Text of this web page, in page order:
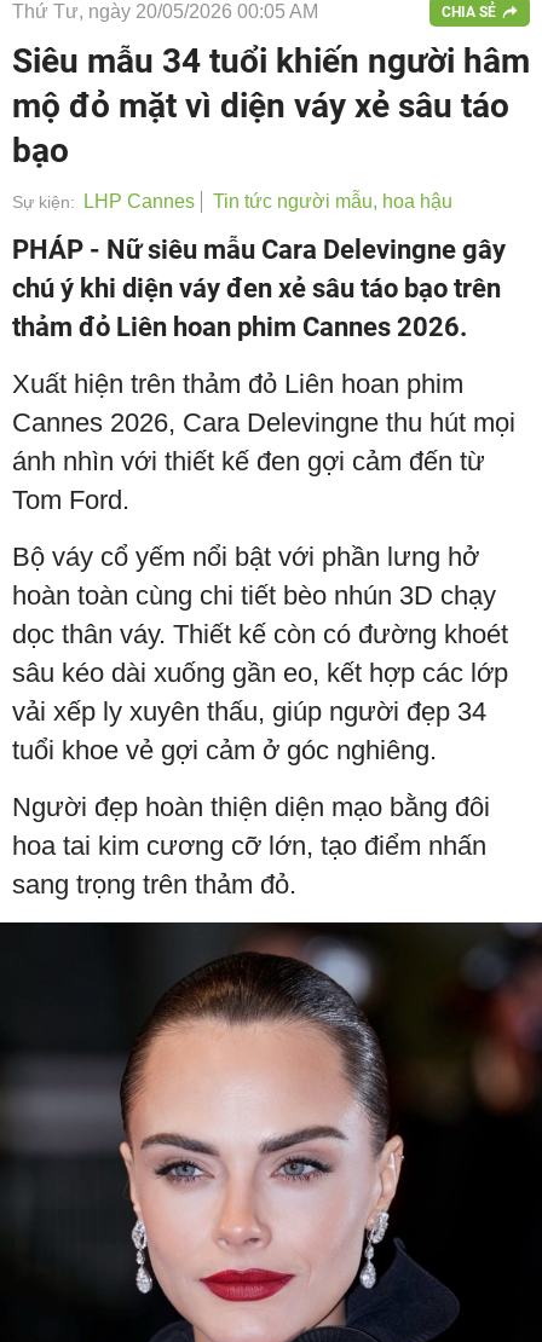
Thứ Tư, ngày 20/05/2026 00:05 AM CHIA SẺ
Siêu mẫu 34 tuổi khiến người hâm
mộ đỏ mặt vì diện váy xẻ sâu táo
bạo
Sự kiện: LHP Cannes Tin tức người mẫu, hoa hậu
PHÁP - Nữ siêu mẫu Cara Delevingne gây
chú ý khi diện váy đen xẻ sâu táo bạo trên
thảm đỏ Liên hoan phim Cannes 2026.
Xuất hiện trên thảm đỏ Liên hoan phim
Cannes 2026, Cara Delevingne thu hút mọi
ánh nhìn với thiết kế đen gợi cảm đến từ
Tom Ford.
Bộ váy cổ yếm nổi bật với phần lưng hở
hoàn toàn cùng chi tiết bèo nhún 3D chạy
dọc thân váy. Thiết kế còn có đường khoét
sâu kéo dài xuống gần eo, kết hợp các lớp
vải xếp ly xuyên thấu, giúp người đẹp 34
tuổi khoe vẻ gợi cảm ở góc nghiêng.
Người đẹp hoàn thiện diện mạo bằng đôi
hoa tai kim cương cỡ lớn, tạo điểm nhấn
sang trọng trên thảm đỏ.